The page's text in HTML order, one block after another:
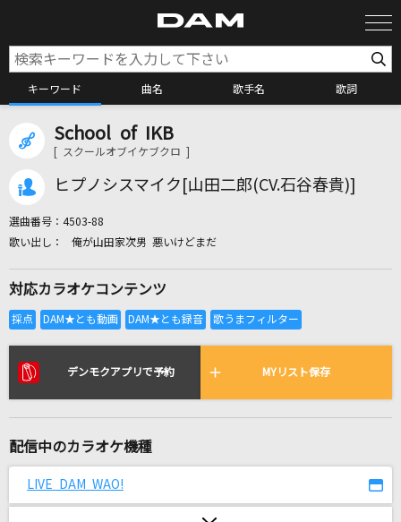
キーワード 曲名 歌手名 歌詞
カラオケ検索
カラオケ店舗検索
全国りれき
リアルタイムで歌われている曲の一覧
[良音]Period
School of IKB
[ スクールオブイケブクロ ]
ヒプノシスマイク[山田二郎(CV.石谷春貴)]
選曲番号： 4503-88
俺が山田家次男 悪いけどまだ
対応カラオケコンテンツ
デンモクアプリで予約 MYリスト保存
配信中のカラオケ機種
LIVE DAM WAO!